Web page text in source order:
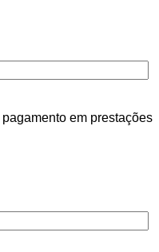
pagamento em prestações